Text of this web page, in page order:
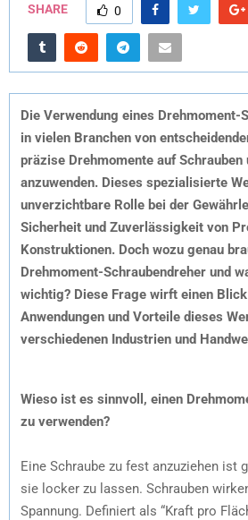
SHARE 0
Die Verwendung eines Drehmoment-
in vielen Branchen von
präzise Drehmomente auf Schrauben
anzuwenden. Dieses spezialisierte
unverzichtbare Rolle bei der
Sicherheit und Zuverlässigkeit von
Konstruktionen. Doch wozu genau
Drehmoment-Schraubendreher und
wichtig? Diese Frage wirft einen
Anwendungen und Vorteile dieses
verschiedenen Industrien und
Wieso ist es sinnvoll, einen
zu verwenden?
Eine Schraube zu fest anzuziehen ist
sie locker zu lassen. Schrauben
Spannung. Definiert als “Kraft pro